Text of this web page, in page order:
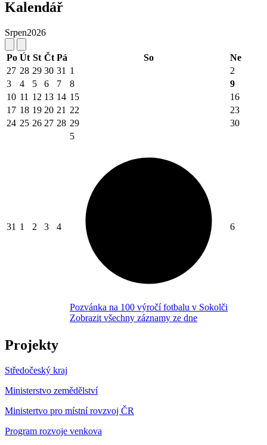
Kalendář
Srpen2026
Po Út St Čt Pá So
Ne
27 28 29 30 31 1
2
3
4 5 6 7 8
9
10 11 12 13 14 15
16
17 18 19 20 21 22
23
24 25 26 27 28 29 30
31 1 2 3 4
5
Pozvánka na 100 výročí fotbalu v Sokolči
Zobrazit všechny záznamy ze dne
6
Projekty
Středočeský kraj
Ministerstvo zemědělství
Ministertvo pro místní rovzvoj ČR
Program rozvoje venkova